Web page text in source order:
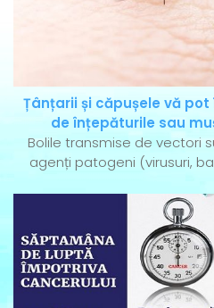
Țânțarii și căpușele vă
de înțepăturile sau
Bolile transmise de vectori
agenți patogeni (virusuri,